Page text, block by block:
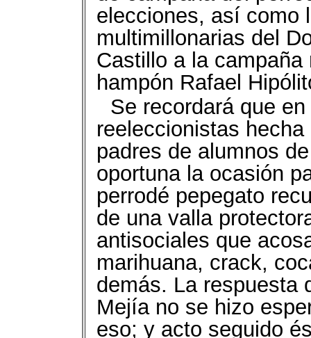
elecciones, así como
multimillonarias del
Castillo a la
hampón Rafael
Se recordará que
reeleccionistas
padres de alumnos
oportuna la ocasión
perrodé pepegato
de una valla
antisociales que
marihuana, crack,
demás. La respuesta
Mejía no se hizo
eso; y acto seguido